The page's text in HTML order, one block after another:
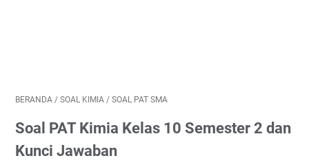
BERANDA / SOAL KIMIA / SOAL PAT SMA
Soal PAT Kimia Kelas 10 Semester 2 dan
Kunci Jawaban